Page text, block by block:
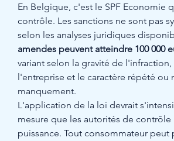
En Belgique, c'est le SPF Economie
contrôle. Les sanctions ne sont pas
selon les analyses juridiques
amendes peuvent atteindre 100 000
variant selon la gravité de
l'entreprise et le caractère répété ou
manquement.
L'application de la loi devrait
mesure que les autorités de
puissance. Tout consommateur peut